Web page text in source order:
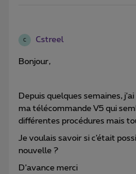
C Cstreel
Bonjour,
Depuis quelques semaines,
ma télécommande V5 qui
différentes procédures mais
Je voulais savoir si c’était
nouvelle ?
D’avance merci